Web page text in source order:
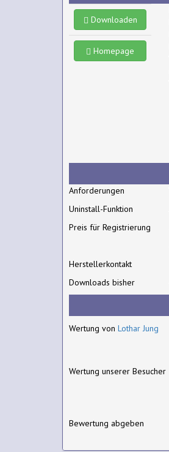
Downloaden
Homepage
Anforderungen
Uninstall-Funktion
Preis für Registrierung
Herstellerkontakt
Downloads bisher
Wertung von Lothar Jung
Wertung unserer Besucher
Bewertung abgeben